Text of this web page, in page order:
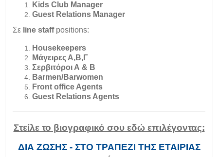
Kids Club Manager
Guest Relations Manager
Σε line staff positions:
Housekeepers
Mάγειρες Α,Β,Γ
Σερβιτόροι Α & Β
Barmen/Barwomen
Front office Agents
Guest Relations Agents
Στείλε το βιογραφικό σου εδώ επιλέγοντας:
ΔΙΑ ΖΩΣΗΣ - ΣΤΟ ΤΡΑΠΕΖΙ ΤΗΣ ΕΤΑΙΡΙΑΣ